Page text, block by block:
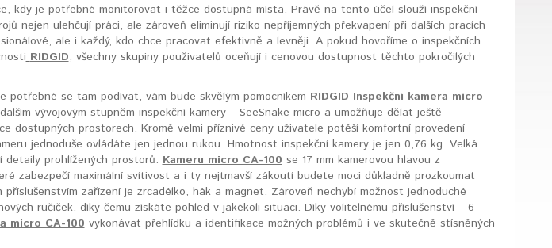
kdy je potřebné monitorovat i těžce dostupná místa. Právě na tento účel slouží inspekční
nejen ulehčují práci, ale zároveň eliminují riziko nepříjemných překvapení při dalších pracích
ale i každý, kdo chce pracovat efektivně a levněji. A pokud hovoříme o inspekčních
RIDGID, všechny skupiny použivatelů oceňují i cenovou dostupnost těchto pokročilých
se tam podívat, vám bude skvělým pomocníkem RIDGID Inspekční kamera micro
vývojovým stupněm inspekční kamery – SeeSnake micro a umožňuje dělat ještě
dostupných prostorech. Kromě velmi příznivé ceny uživatele potěší komfortní provedení
jednoduše ovládáte jen jednou rukou. Hmotnost inspekční kamery je jen 0,76 kg. Velká
prohlížených prostorů. Kameru micro CA-100 se 17 mm kamerovou hlavou z
zabezpečí maximální svítivost a i ty nejtmavší zákoutí budete moci důkladně prozkoumat
zařízení je zrcadélko, hák a magnet. Zároveň nechybí možnost jednoduché
ručiček, díky čemu získáte pohled v jakékoli situaci. Díky volitelnému příslušenství – 6
micro CA-100 vykonávat přehlídku a identifikace možných problémů i ve skutečně stísněných